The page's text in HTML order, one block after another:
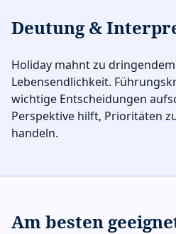
Deutung &
Holiday mahnt zu
Lebensendlichkeit.
wichtige Entscheidungen
Perspektive hilft, Prioritäten
handeln.
Am besten